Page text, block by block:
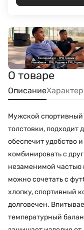
О товаре
Описание
Мужской
толстовки, подходит
обеспечит удобство
комбинировать с
незаменимой частью
можно сочетать с
хлопку, спортивный
долговечен.
температурный